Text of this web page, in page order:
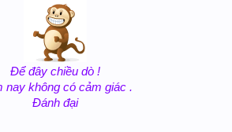
Để đây chiều dò !
nay không có cảm giác .
Đánh đại